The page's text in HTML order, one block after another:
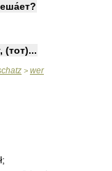
(тот)...
> wer